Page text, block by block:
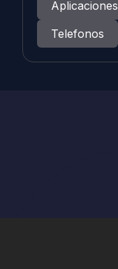
Aplicaciones
Telefonos